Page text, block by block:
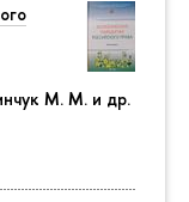
М. М. и др.